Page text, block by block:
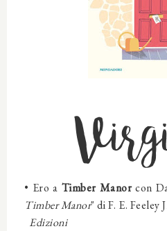
• Ero a Timber Manorcon
Timber Manor" di F. E. Feeley
Edizioni